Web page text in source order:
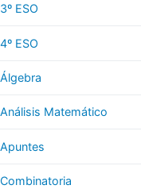
3º ESO
4º ESO
Álgebra
Análisis Matemático
Apuntes
Combinatoria